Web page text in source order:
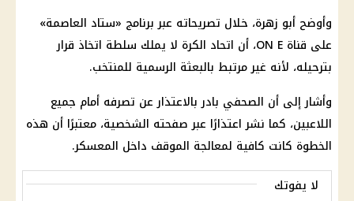
وأوضح أبو زهرة، خلال تصريحاته عبر برنامج «ستاد العاصمة»
على قناة ON E، أن
اتحاد الكرة لا يملك سلطة اتخاذ قرار
بترحيله، لأنه غير مرتبط بالبعثة الرسمية للمنتخب.
وأشار إلى أن الصحفي بادر بالاعتذار عن تصرفه أمام جميع
اللاعبين، كما نشر اعتذارًا عبر صفحته الشخصية، معتبرًا أن هذه
الخطوة كانت كافية لمعالجة الموقف داخل المعسكر.
لا يفوتك